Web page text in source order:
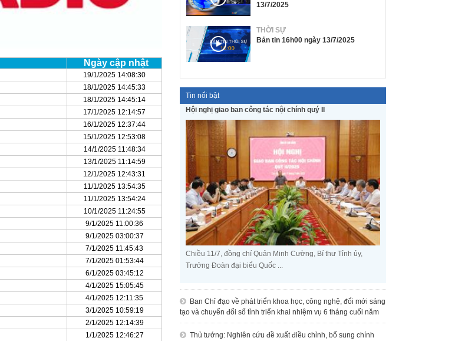
Ngày cập nhật
19/1/2025 14:08:30
18/1/2025 14:45:33
18/1/2025 14:45:14
17/1/2025 12:14:57
16/1/2025 12:37:44
15/1/2025 12:53:08
14/1/2025 11:48:34
13/1/2025 11:14:59
12/1/2025 12:43:31
11/1/2025 13:54:35
11/1/2025 13:54:24
10/1/2025 11:24:55
9/1/2025 11:00:36
9/1/2025 03:00:37
7/1/2025 11:45:43
7/1/2025 01:53:44
6/1/2025 03:45:12
4/1/2025 15:05:45
4/1/2025 12:11:35
3/1/2025 10:59:19
2/1/2025 12:14:39
1/1/2025 12:46:27
13/7/2025
THỜI SỰ
Bản tin 16h00 ngày 13/7/2025
Tin nổi bật
Hội nghị giao ban công tác nội chính quý II
Chiều 11/7, đồng chí Quản Minh Cường, Bí thư Tỉnh ủy,
Trưởng Đoàn đại biểu Quốc ...
Ban Chỉ đạo về phát triển khoa học, công nghệ, đổi mới sáng
tạo và chuyển đổi số tỉnh triển khai nhiệm vụ 6 tháng cuối năm
Thủ tướng: Nghiên cứu đề xuất điều chỉnh, bổ sung chính